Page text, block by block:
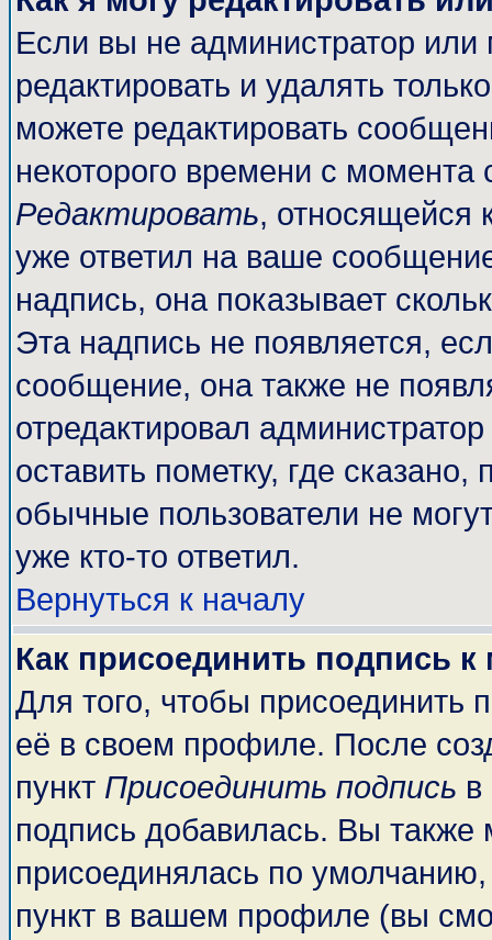
Если вы не администратор
редактировать и удалять
можете редактировать
некоторого времени с
Редактировать, относящейся
уже ответил на ваше
надпись, она показывает
Эта надпись не появляется,
сообщение, она также не
отредактировал
оставить пометку, где
обычные пользователи не
уже кто-то ответил.
Вернуться к началу
Как присоединить подпись
Для того, чтобы присоединить
её в своем профиле. После
пункт Присоединить подпись
подпись добавилась. Вы также
присоединялась по
пункт в вашем профиле (вы